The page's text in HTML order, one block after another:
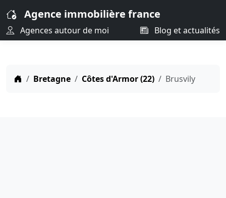
Agence immobilière france
Agences autour de moi Blog et actualités
Bretagne Côtes d'Armor (22) Brusvily